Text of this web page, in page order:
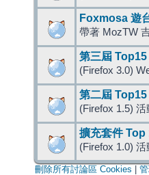
Foxmosa 遊
帶著 MozTW
第三屆
(Firefox 3.0)
第二屆
(Firefox 1.5) 活
擴充套件 Top
(Firefox 1.0) 活
刪除所有討論區 Cookies